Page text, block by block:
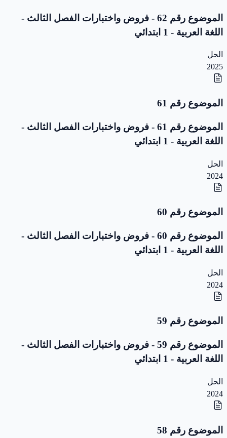
الموضوع رقم 62 - فروض واختبارات الفصل الثالث -
اللغة العربية - 1 ابتدائي
الحل
2025
الموضوع رقم 61
الموضوع رقم 61 - فروض واختبارات الفصل الثالث -
اللغة العربية - 1 ابتدائي
الحل
2024
الموضوع رقم 60
الموضوع رقم 60 - فروض واختبارات الفصل الثالث -
اللغة العربية - 1 ابتدائي
الحل
2024
الموضوع رقم 59
الموضوع رقم 59 - فروض واختبارات الفصل الثالث -
اللغة العربية - 1 ابتدائي
الحل
2024
الموضوع رقم 58